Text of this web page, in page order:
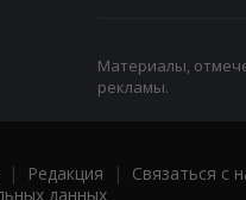
Материалы,
рекламы.
| Редакция | Связаться с
данных